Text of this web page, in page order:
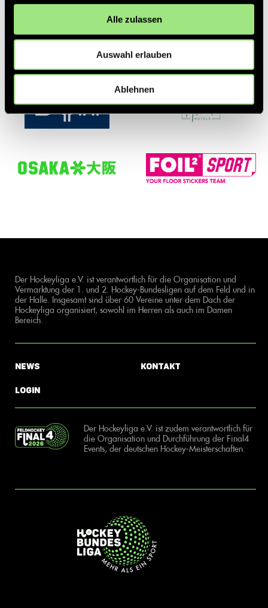
Alle zulassen
Auswahl erlauben
Ablehnen
Partner
Der Hockeyliga e.V. ist verantwortlich für die Organisation und
Vermarktung der 1. und 2. Hockey-Bundesligen auf dem Feld und in
der Halle. Insgesamt sind über 60 Vereine unter dem Dach der
Hockeyliga organisiert, sowohl im Herren als auch im Damen
Bereich.
News
Login
Kontakt
Der Hockeyliga e.V. ist zudem verantwortlich für
die Organisation und Durchführung der Final4
Events, der deutschen Hockey-Meisterschaften.